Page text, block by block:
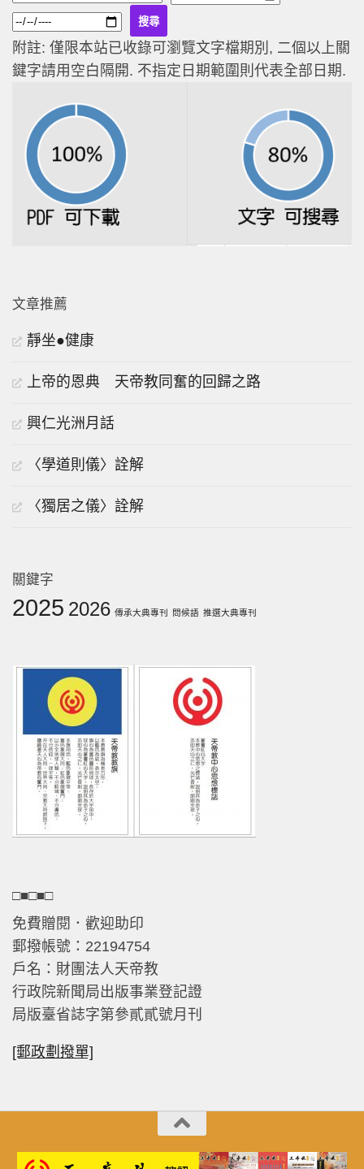
附註: 僅限本站已收錄可瀏覽文字檔期別, 二個以上關
鍵字請用空白隔開. 不指定日期範圍則代表全部日期.
文章推薦
靜坐●健康
上帝的恩典 天帝教同奮的回歸之路
興仁光洲月話
〈學道則儀〉詮解
〈獨居之儀〉詮解
關鍵字
2025 2026 傳承大典專刊 問候語 推選大典專刊
□■□■□
免費贈閱．歡迎助印
郵撥帳號：22194754
戶名：財團法人天帝教
行政院新聞局出版事業登記證
局版臺省誌字第參貳貳號月刊
[郵政劃撥單]